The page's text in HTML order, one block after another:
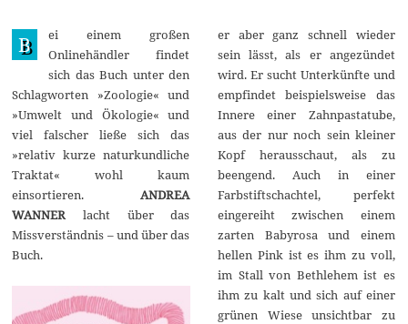
u
i
2
0
2
5
B
ei einem großen
Onlinehändler findet
sich das Buch unter den
Schlagworten »Zoologie« und
»Umwelt und Ökologie« und
viel falscher ließe sich das
»relativ kurze naturkundliche
Traktat« wohl kaum
einsortieren. ANDREA
WANNER lacht über das
Missverständnis – und über das
Buch.
er aber ganz schnell wieder
sein lässt, als er angezündet
wird. Er sucht Unterkünfte und
empfindet beispielsweise das
Innere einer Zahnpastatube,
aus der nur noch sein kleiner
Kopf herausschaut, als zu
beengend. Auch in einer
Farbstiftschachtel, perfekt
eingereiht zwischen einem
zarten Babyrosa und einem
hellen Pink ist es ihm zu voll,
im Stall von Bethlehem ist es
ihm zu kalt und sich auf einer
grünen Wiese unsichtbar zu